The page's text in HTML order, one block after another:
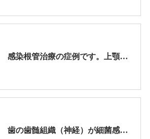
感染根管治療の症例です。上顎第二大臼歯の根管治療は手が届きにくく、一般ではやり辛い所ですが、当医院ではその沢山の実績を重ねています。
歯の歯髄組織（神経）が細菌感染してかなりの疼痛が在りました。感染部を無菌化すれば症状も治まります。